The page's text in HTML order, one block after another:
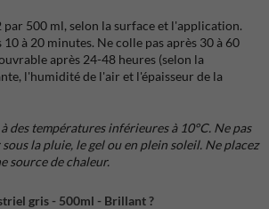
500 ml, selon la surface et l'application.
10 à 20 minutes. Ne colle pas après 30 à 60
après 24-48 heures (selon la
l'humidité de l'air et l'épaisseur de la
des températures inférieures à 10°C. Ne pas
la pluie, le gel ou en plein soleil. Ne placez
source de chaleur.
gris - 500ml - Brillant ?